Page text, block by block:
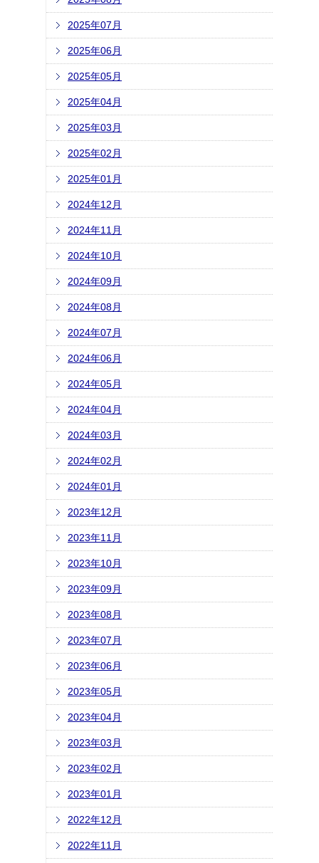
2025年07月
2025年06月
2025年05月
2025年04月
2025年03月
2025年02月
2025年01月
2024年12月
2024年11月
2024年10月
2024年09月
2024年08月
2024年07月
2024年06月
2024年05月
2024年04月
2024年03月
2024年02月
2024年01月
2023年12月
2023年11月
2023年10月
2023年09月
2023年08月
2023年07月
2023年06月
2023年05月
2023年04月
2023年03月
2023年02月
2023年01月
2022年12月
2022年11月